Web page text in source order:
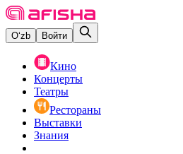
O‘zb Войти
Кино
Концерты
Театры
Рестораны
Выставки
Знания